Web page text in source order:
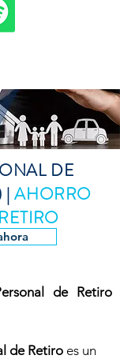
DE
| AHORRO
de Retiro
de Retiro es un